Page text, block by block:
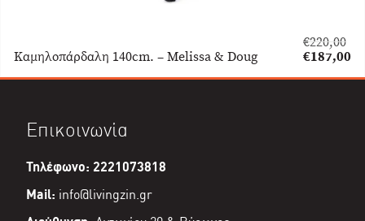
Καμηλοπάρδαλη 140cm. – Melissa & Doug
€220,00
Original
was:
€187,00
τρέχουσα
Επικοινωνία
Τηλέφωνο: 2221073818
Mail: info@livingzin.gr